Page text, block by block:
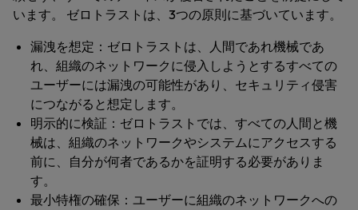
います。 ゼロトラストは、3つの原則に基づいています。
漏洩を想定：ゼロトラストは、人間であれ機械であ
れ、組織のネットワークに侵入しようとするすべての
ユーザーには漏洩の可能性があり、セキュリティ侵害
につながると想定します。
明示的に検証：ゼロトラストでは、すべての人間と機
械は、組織のネットワークやシステムにアクセスする
前に、自分が何者であるかを証明する必要がありま
す。
最小特権の確保：ユーザーに組織のネットワークへの